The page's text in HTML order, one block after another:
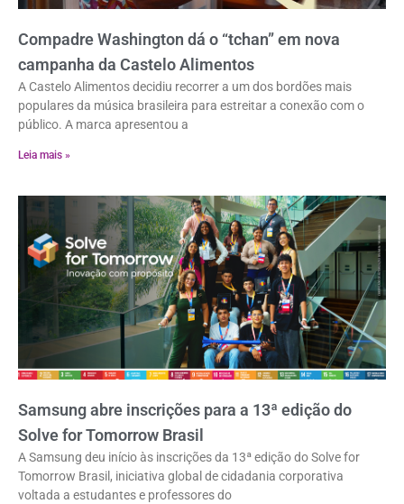
Compadre Washington dá o “tchan” em nova
campanha da Castelo Alimentos
A Castelo Alimentos decidiu recorrer a um dos bordões mais
populares da música brasileira para estreitar a conexão com o
público. A marca apresentou a
Leia mais »
Samsung abre inscrições para a 13ª edição do
Solve for Tomorrow Brasil
A Samsung deu início às inscrições da 13ª edição do Solve for
Tomorrow Brasil, iniciativa global de cidadania corporativa
voltada a estudantes e professores do